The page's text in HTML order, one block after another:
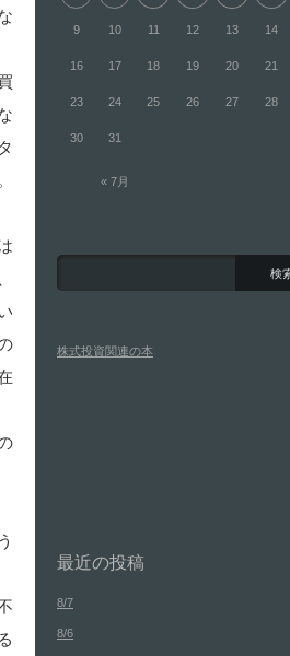
« 7月
9 10 11 12 13 14
16 17 18 19 20 21
23 24 25 26 27 28
30 31
株式投資関連の本
最近の投稿
8/7
8/6